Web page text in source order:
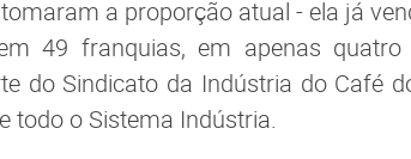
a proporção atual - ela já
49 franquias, em apenas quatro
do Sindicato da Indústria do Café
todo o Sistema Indústria.